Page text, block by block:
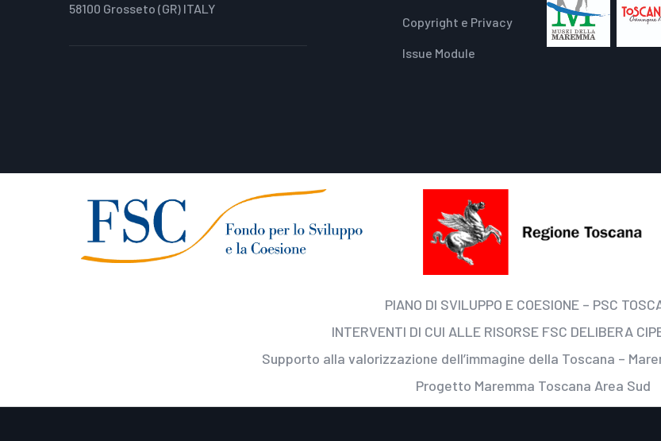
58100 Grosseto (GR) ITALY
Copyright e Privacy
Issue Module
PIANO DI SVILUPPO E COESIONE – PSC
INTERVENTI DI CUI ALLE RISORSE FSC DELIBERA
Supporto alla valorizzazione dell’immagine della Toscana –
Progetto Maremma Toscana Area Sud